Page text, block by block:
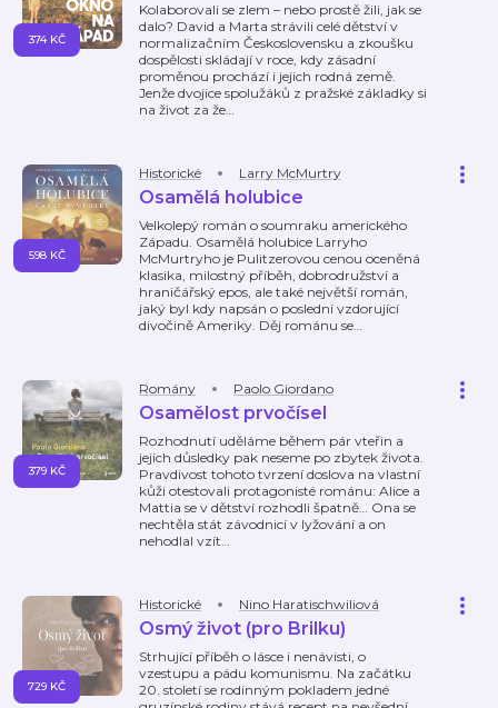
Kolaborovali se zlem – nebo prostě žili, jak se
dalo? David a Marta strávili celé dětství v
normalizačním Československu a zkoušku
dospělosti skládají v roce, kdy zásadní
proměnou prochází i jejich rodná země.
Jenže dvojice spolužáků z pražské základky si
na život za že…
374 KČ
Historické Larry McMurtry
Osamělá holubice
Velkolepý román o soumraku amerického
Západu. Osamělá holubice Larryho
McMurtryho je Pulitzerovou cenou oceněná
klasika, milostný příběh, dobrodružství a
hraničářský epos, ale také největší román,
jaký byl kdy napsán o poslední vzdorující
divočině Ameriky. Děj románu se…
598 KČ
Romány Paolo Giordano
Osamělost prvočísel
Rozhodnutí uděláme během pár vteřin a
jejich důsledky pak neseme po zbytek života.
Pravdivost tohoto tvrzení doslova na vlastní
kůži otestovali protagonisté románu: Alice a
Mattia se v dětství rozhodli špatně… Ona se
nechtěla stát závodnicí v lyžování a on
nehodlal vzít…
379 KČ
Historické Nino Haratischwiliová
Osmý život (pro Brilku)
Strhující příběh o lásce i nenávisti, o
vzestupu a pádu komunismu. Na začátku
20. století se rodinným pokladem jedné
729 KČ